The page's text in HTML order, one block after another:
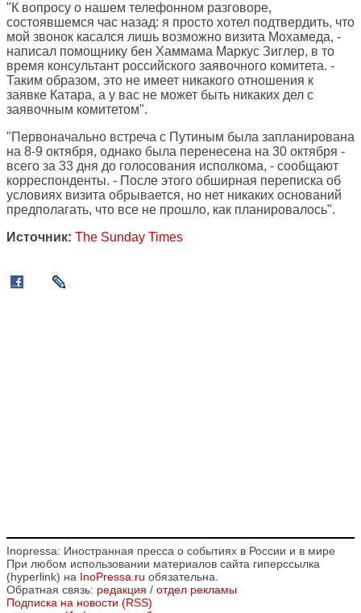
"К вопросу о нашем телефонном разговоре,
состоявшемся час назад: я просто хотел подтвердить, что
мой звонок касался лишь возможно визита Мохамеда, -
написал помощнику бен Хаммама Маркус Зиглер, в то
время консультант российского заявочного комитета. -
Таким образом, это не имеет никакого отношения к
заявке Катара, а у вас не может быть никаких дел с
заявочным комитетом".
"Первоначально встреча с Путиным была запланирована
на 8-9 октября, однако была перенесена на 30 октября -
всего за 33 дня до голосования исполкома, - сообщают
корреспонденты. - После этого обширная переписка об
условиях визита обрывается, но нет никаких оснований
предполагать, что все не прошло, как планировалось".
Источник: The Sunday Times
Inopressa: Иностранная пресса о событиях в России и в мире
При любом использовании материалов сайта гиперссылка
(hyperlink) на InoPressa.ru обязательна.
Обратная связь: редакция / отдел рекламы
Подписка на новости (RSS)